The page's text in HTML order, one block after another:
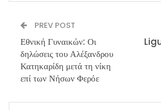
PREV POST
Εθνική Γυναικών: Οι
δηλώσεις του Αλέξανδρου
Κατηκαρίδη μετά τη νίκη
επί των Νήσων Φερόε